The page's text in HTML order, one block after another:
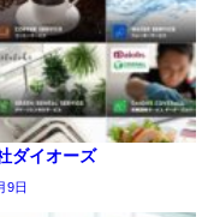
ダイオーズ
9日